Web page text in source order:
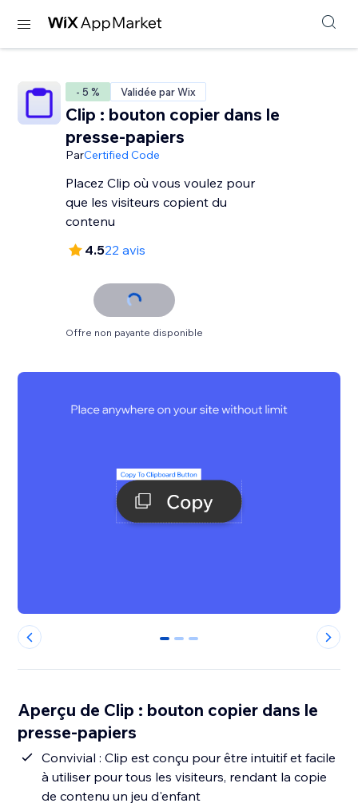
- 5 % Validée par Wix
Clip : bouton copier dans le
presse-papiers
ParCertified Code
Placez Clip où vous voulez pour
que les visiteurs copient du
contenu
4.522 avis
Offre non payante disponible
0 1 2
Aperçu de Clip : bouton copier dans le
presse-papiers
Convivial : Clip est conçu pour être intuitif et facile
à utiliser pour tous les visiteurs, rendant la copie
de contenu un jeu d'enfant